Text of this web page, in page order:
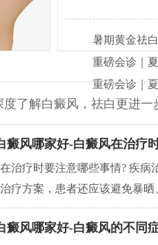
暑期黄金祛
重磅会诊｜
重磅会诊｜
度了解白癜风，祛白更进一
癜风哪家好-白癜风在治疗
治疗时要注意哪些事情? 疾
疗方案，患者还应该避免暴
癜风哪家好-白癜风的不同